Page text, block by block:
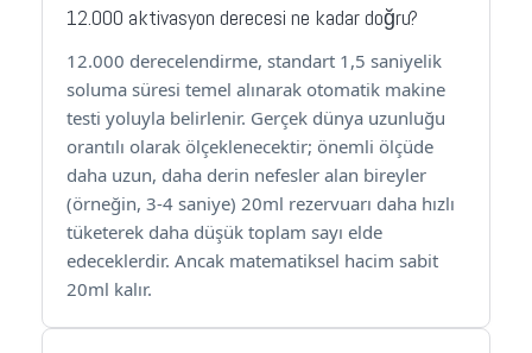
12.000 aktivasyon derecesi ne kadar doğru?
12.000 derecelendirme, standart 1,5 saniyelik
soluma süresi temel alınarak otomatik makine
testi yoluyla belirlenir. Gerçek dünya uzunluğu
orantılı olarak ölçeklenecektir; önemli ölçüde
daha uzun, daha derin nefesler alan bireyler
(örneğin, 3-4 saniye) 20ml rezervuarı daha hızlı
tüketerek daha düşük toplam sayı elde
edeceklerdir. Ancak matematiksel hacim sabit
20ml kalır.